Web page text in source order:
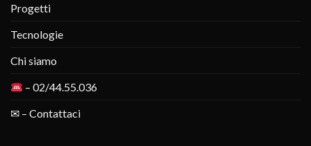
Progetti
Tecnologie
Chi siamo
– 02/44.55.036
✉ – Contattaci